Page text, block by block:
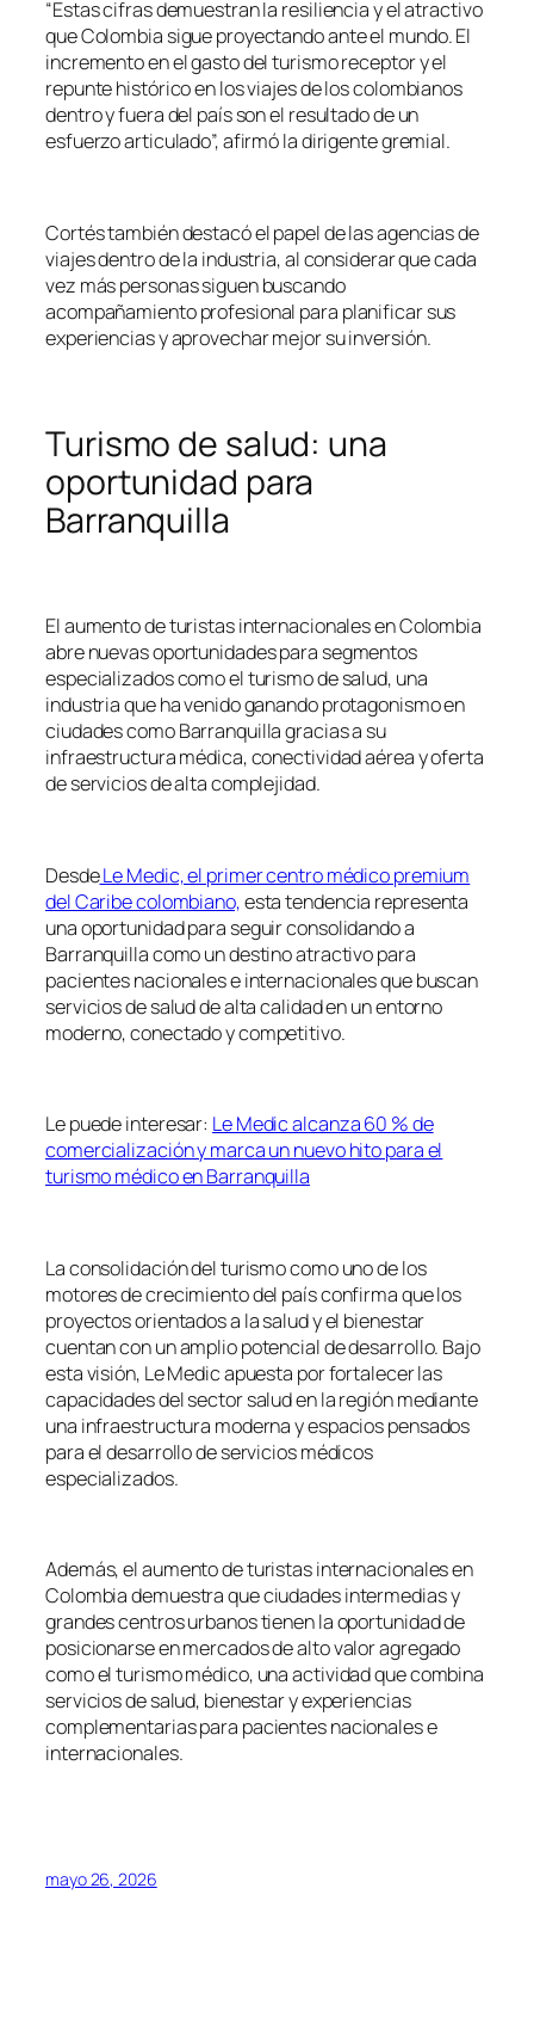
“Estas cifras demuestran la resiliencia y el atractivo
que Colombia sigue proyectando ante el mundo. El
incremento en el gasto del turismo receptor y el
repunte histórico en los viajes de los colombianos
dentro y fuera del país son el resultado de un
esfuerzo articulado”, afirmó la dirigente gremial.
Cortés también destacó el papel de las agencias de
viajes dentro de la industria, al considerar que cada
vez más personas siguen buscando
acompañamiento profesional para planificar sus
experiencias y aprovechar mejor su inversión.
Turismo de salud: una
oportunidad para
Barranquilla
El aumento de turistas internacionales en Colombia
abre nuevas oportunidades para segmentos
especializados como el turismo de salud, una
industria que ha venido ganando protagonismo en
ciudades como Barranquilla gracias a su
infraestructura médica, conectividad aérea y oferta
de servicios de alta complejidad.
DesdeLe Medic, el primer centro médico premium
del Caribe colombiano,esta tendencia representa
una oportunidad para seguir consolidando a
Barranquilla como un destino atractivo para
pacientes nacionales e internacionales que buscan
servicios de salud de alta calidad en un entorno
moderno, conectado y competitivo.
Le puede interesar: Le Medic alcanza 60 % de
comercialización y marca un nuevo hito para el
turismo médico en Barranquilla
La consolidación del turismo como uno de los
motores de crecimiento del país confirma que los
proyectos orientados a la salud y el bienestar
cuentan con un amplio potencial de desarrollo. Bajo
esta visión, Le Medic apuesta por fortalecer las
capacidades del sector salud en la región mediante
una infraestructura moderna y espacios pensados
para el desarrollo de servicios médicos
especializados.
Además, el aumento de turistas internacionales en
Colombia demuestra que ciudades intermedias y
grandes centros urbanos tienen la oportunidad de
posicionarse en mercados de alto valor agregado
como el turismo médico, una actividad que combina
servicios de salud, bienestar y experiencias
complementarias para pacientes nacionales e
internacionales.
mayo 26, 2026